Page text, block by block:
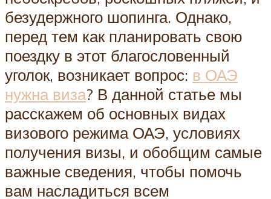
безудержного шопинга. Однако,
перед тем как планировать свою
поездку в этот благословенный
уголок, возникает вопрос: в ОАЭ
нужна виза? В данной статье мы
расскажем об основных видах
визового режима ОАЭ, условиях
получения визы, и обобщим самые
важные сведения, чтобы помочь
вам насладиться всем